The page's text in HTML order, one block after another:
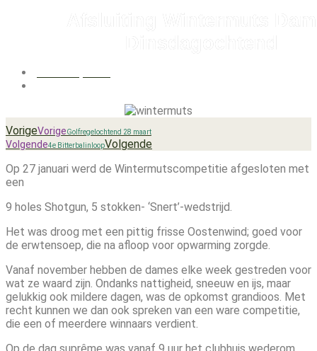
VorigeVorigeGolfregelochtend 28 maart
Volgende4e BitterbalinloopVolgende
Op 27 januari werd de Wintermutscompetitie afgesloten met
een
9 holes Shotgun, 5 stokken- ‘Snert’-wedstrijd.
Het was droog met een pittig frisse Oostenwind; goed voor
de erwtensoep, die na afloop voor opwarming zorgde.
Vanaf november hebben de dames elke week gestreden voor
wat ze waard zijn. Ondanks nattigheid, sneeuw en ijs, maar
gelukkig ook mildere dagen, was de opkomst grandioos. Met
recht kunnen we dan ook spreken van een ware competitie,
die een of meerdere winnaars verdient.